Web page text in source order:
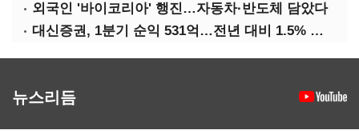
외국인 '바이코리아' 행진…자동차·반도체 담았다
대신증권, 1분기 순익 531억…전년 대비 1.5% 증가
뉴스리듬